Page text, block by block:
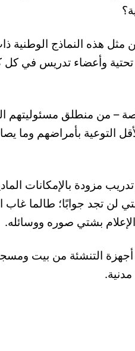
هذه النماذج الوطنية ذات
تحتية وأعضاء تدريس في كل
– من منطلق مسئوليتهم
التوعية بأمراضهم وما
مزودة بالإمكانات
لن تجد جوابًا؛ طالما غاب
بشتي صوره ووسائله.
أجهزة التنشئة من بيت